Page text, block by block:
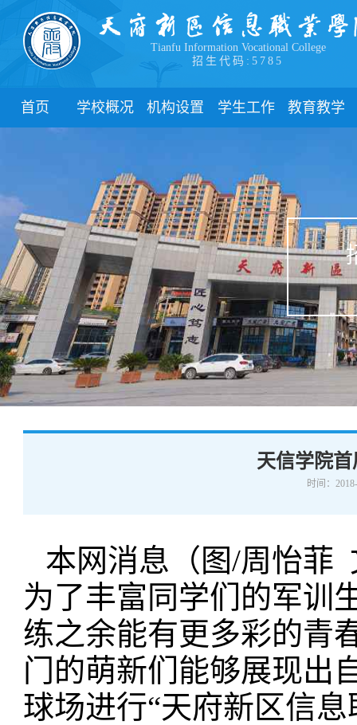
Tianfu Information Vocational College
招生代码:5785
首页 学校概况
学院领导
办学理念
办学特色
校园风貌
机构设置
职能部门
学生工作
新闻动态
团委
管理制度
学生风采
心理健康
学生资助
下载中心
联系我们
教育教学
教学制度
教学通知
教学动态
实践教学
专业建设
课程建设
教学改革
学术交流
天信学院
时间：
本网消息（图/周怡菲
为了丰富同学们的军训
练之余能有更多彩的青
门的萌新们能够展现出
球场进行“天府新区信